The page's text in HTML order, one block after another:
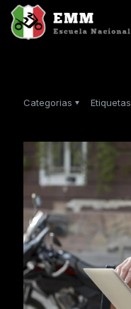
Categorias Etiquetas